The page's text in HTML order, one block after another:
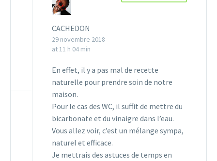
CACHEDON
29 novembre 2018
at 11 h 04 min
En effet, il y a pas mal de recette
naturelle pour prendre soin de notre
maison.
Pour le cas des WC, il suffit de mettre du
bicarbonate et du vinaigre dans l’eau.
Vous allez voir, c’est un mélange sympa,
naturel et efficace.
Je mettrais des astuces de temps en